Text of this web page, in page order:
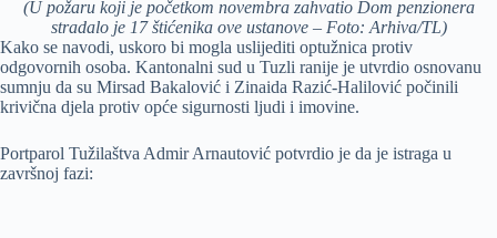
(U požaru koji je početkom novembra zahvatio Dom penzionera
stradalo je 17 štićenika ove ustanove – Foto: Arhiva/TL)
Kako se navodi, uskoro bi mogla uslijediti optužnica protiv
odgovornih osoba. Kantonalni sud u Tuzli ranije je utvrdio osnovanu
sumnju da su Mirsad Bakalović i Zinaida Razić-Halilović počinili
krivična djela protiv opće sigurnosti ljudi i imovine.
Portparol Tužilaštva Admir Arnautović potvrdio je da je istraga u
završnoj fazi: